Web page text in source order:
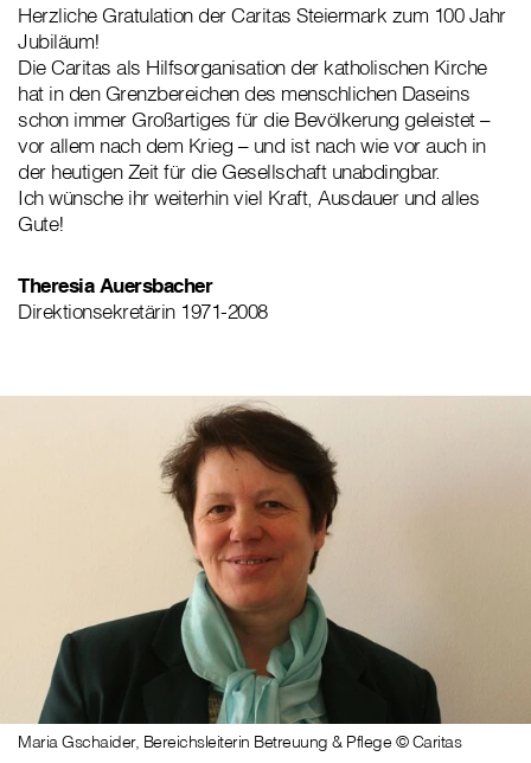
Herzliche Gratulation der Caritas Steiermark zum 100 Jahr
Jubiläum!
Die Caritas als Hilfsorganisation der katholischen Kirche
hat in den Grenzbereichen des menschlichen Daseins
schon immer Großartiges für die Bevölkerung geleistet –
vor allem nach dem Krieg – und ist nach wie vor auch in
der heutigen Zeit für die Gesellschaft unabdingbar.
Ich wünsche ihr weiterhin viel Kraft, Ausdauer und alles
Gute!
Theresia Auersbacher
Direktionsekretärin 1971-2008
Maria Gschaider, Bereichsleiterin Betreuung & Pflege © Caritas